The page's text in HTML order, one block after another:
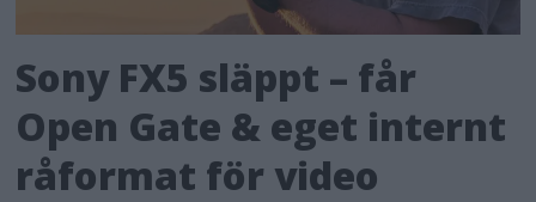
Sony FX5 släppt – får
Open Gate & eget internt
råformat för video